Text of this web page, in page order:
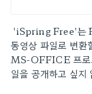
'iSpring Free'는
동영상 파일로 변환
MS-OFFICE 프로
일을 공개하고 싶